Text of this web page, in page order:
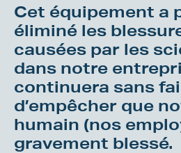
Cet équipement a
éliminé les
causées par les
dans notre
continuera sans
d’empêcher que
humain (nos
gravement blessé.